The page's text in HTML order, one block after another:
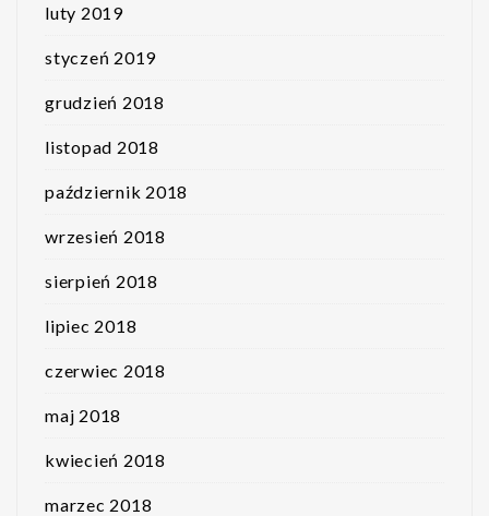
luty 2019
styczeń 2019
grudzień 2018
listopad 2018
październik 2018
wrzesień 2018
sierpień 2018
lipiec 2018
czerwiec 2018
maj 2018
kwiecień 2018
marzec 2018